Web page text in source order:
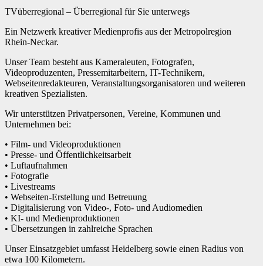
TVüberregional – Überregional für Sie unterwegs
Ein Netzwerk kreativer Medienprofis aus der Metropolregion
Rhein-Neckar.
Unser Team besteht aus Kameraleuten, Fotografen,
Videoproduzenten, Pressemitarbeitern, IT-Technikern,
Webseitenredakteuren, Veranstaltungsorganisatoren und weiteren
kreativen Spezialisten.
Wir unterstützen Privatpersonen, Vereine, Kommunen und
Unternehmen bei:
• Film- und Videoproduktionen
• Presse- und Öffentlichkeitsarbeit
• Luftaufnahmen
• Fotografie
• Livestreams
• Webseiten-Erstellung und Betreuung
• Digitalisierung von Video-, Foto- und Audiomedien
• KI- und Medienproduktionen
• Übersetzungen in zahlreiche Sprachen
Unser Einsatzgebiet umfasst Heidelberg sowie einen Radius von
etwa 100 Kilometern.